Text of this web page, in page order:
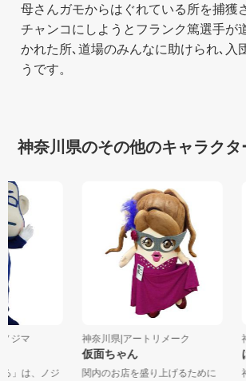
母さんガモからはぐれている所を捕獲
チャンコにしようとフランク篤選手が
かれた所､道場のみんなに助けられ､入
うです。
神奈川県のその他のキャラクタ
ノジマ
る」は、ノジ
神奈川県|アートリメーク
仮面ちゃん
関内のお店を盛り上げるために